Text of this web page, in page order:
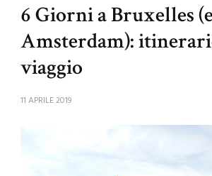
6 Giorni a Bruxelles
Amsterdam):
viaggio
11 APRILE 2019